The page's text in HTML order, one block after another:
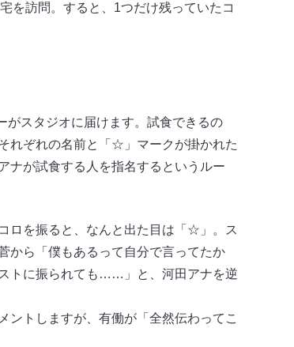
を訪問。すると、1つだけ残っていたコ
がスタジオに届けます。試食できるの
れぞれの名前と「☆」マークが掛かれた
ナが試食する人を指名するというルー
ロを振ると、なんと出た目は「☆」。ス
から「僕もあるって自分で言ってたか
トに振られても……」と、河田アナを逆
ントしますが、有働が「全然伝わってこ